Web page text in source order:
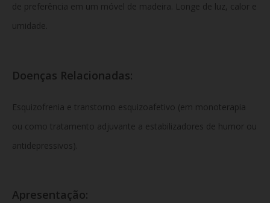
de preferência em um móvel de madeira. Longe de luz, calor e
umidade.
Doenças Relacionadas:
Esquizofrenia e transtorno esquizoafetivo (em monoterapia
ou como tratamento adjuvante a estabilizadores de humor ou
antidepressivos).
Apresentação: